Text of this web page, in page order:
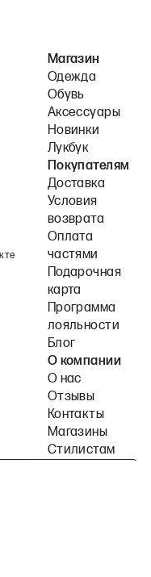
Магазин
Одежда
Обувь
Аксессуары
Новинки
Лукбук
Покупателям
Доставка
Условия
возврата
Оплата
частями
Подарочная
карта
Программа
лояльности
Блог
О компании
О нас
Отзывы
Контакты
Магазины
Стилистам